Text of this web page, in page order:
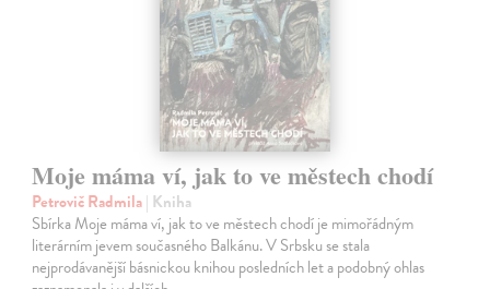
Moje máma ví, jak to ve městech chodí
Petrovič Radmila| Kniha
Sbírka Moje máma ví, jak to ve městech chodí je mimořádným
literárním jevem současného Balkánu. V Srbsku se stala
nejprodávanější básnickou knihou posledních let a podobný ohlas